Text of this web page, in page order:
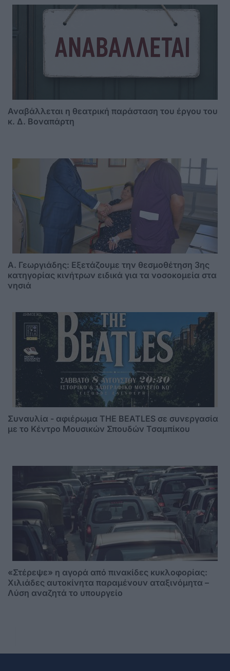
Αναβάλλεται η θεατρική παράσταση του έργου του
κ. Δ. Βοναπάρτη
A. Γεωργιάδης: Eξετάζουμε την θεσμοθέτηση 3ης
κατηγορίας κινήτρων ειδικά για τα νοσοκομεία στα
νησιά
Συναυλία - αφιέρωμα THE BEATLES σε συνεργασία
με το Κέντρο Μουσικών Σπουδών Τσαμπίκου
«Στέρεψε» η αγορά από πινακίδες κυκλοφορίας:
Χιλιάδες αυτοκίνητα παραμένουν αταξινόμητα –
Λύση αναζητά το υπουργείο